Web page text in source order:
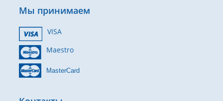
Мы принимаем
VISA
Maestro
MasterCard